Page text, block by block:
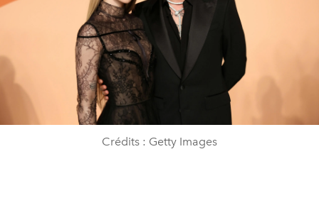
Crédits : Getty Images